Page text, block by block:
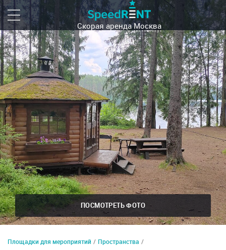
Скорая арендаМосква
ПОСМОТРЕТЬ ФОТО
Площадки для мероприятий / Пространства /